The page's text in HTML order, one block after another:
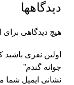
دیدگاهها
هیچ دیدگاهی
اولین نفری باشید
جوانه گندم”
نشانی ایمیل شما